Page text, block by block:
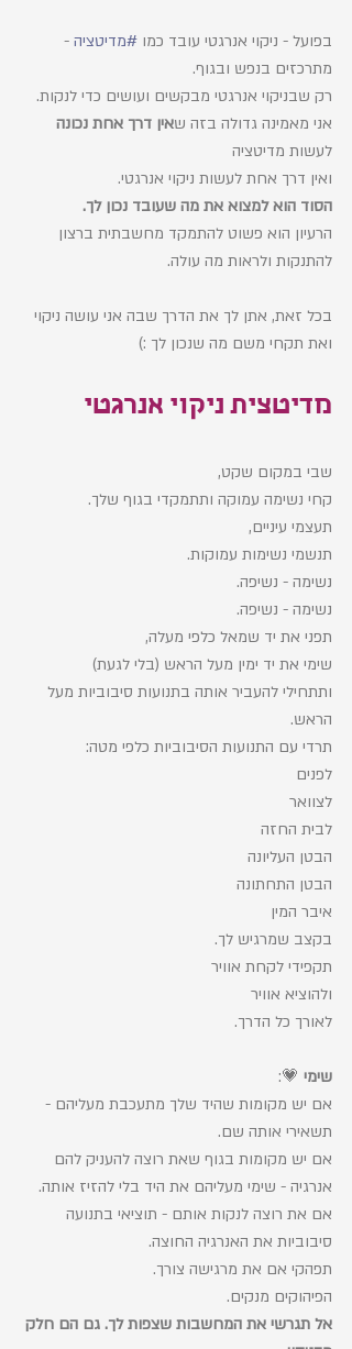
בפועל - ניקוי אנרגטי עובד כמו #מדיטציה -
מתרכזים בנפש ובגוף.
רק שבניקוי אנרגטי מבקשים ועושים כדי לנקות.
אני מאמינה גדולה בזה שאין דרך אחת נכונה
לעשות מדיטציה
ואין דרך אחת לעשות ניקוי אנרגטי.
הסוד הוא למצוא את מה שעובד נכון לך.
הרעיון הוא פשוט להתמקד מחשבתית ברצון
להתנקות ולראות מה עולה.
בכל זאת, אתן לך את הדרך שבה אני עושה ניקוי
ואת תקחי משם מה שנכון לך :)
מדיטצית ניקוי אנרגטי
שבי במקום שקט,
קחי נשימה עמוקה ותתמקדי בגוף שלך.
תעצמי עיניים,
תנשמי נשימות עמוקות.
נשימה - נשיפה.
נשימה - נשיפה.
תפני את יד שמאל כלפי מעלה,
שימי את יד ימין מעל הראש (בלי לגעת)
ותתחילי להעביר אותה בתנועות סיבוביות מעל
הראש.
תרדי עם התנועות הסיבוביות כלפי מטה:
לפנים
לצוואר
לבית החזה
הבטן העליונה
הבטן התחתונה
איבר המין
בקצב שמרגיש לך.
תקפידי לקחת אוויר
ולהוציא אוויר
לאורך כל הדרך.
שימי 💗:
אם יש מקומות שהיד שלך מתעכבת מעליהם -
תשאירי אותה שם.
אם יש מקומות בגוף שאת רוצה להעניק להם
אנרגיה - שימי מעליהם את היד בלי להזיז אותה.
אם את רוצה לנקות אותם - תוציאי בתנועה
סיבוביות את האנרגיה החוצה.
תפהקי אם את מרגישה צורך.
הפיהוקים מנקים.
אל תגרשי את המחשבות שצפות לך. גם הם חלק